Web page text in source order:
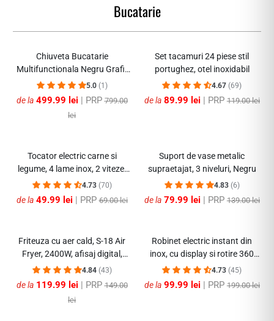
Bucatarie
Chiuveta Bucatarie
Multifunctionala Negru Grafit
cu 2 Cascade, Robinet
Cascada, Afisaj Digital
Temperatura, Accesorii Incluse
5.0 (1)
de la 499.99 lei | PRP799.00
lei
Set tacamuri 24 piese stil
portughez, otel inoxidabil
4.67(69)
de la 89.99 lei | PRP119.00 lei
Tocator electric carne si
legume, 4 lame inox, 2 viteze,
capacitate mare, bol inox
4.73 (70)
de la 49.99 lei | PRP69.00 lei
Suport de vase metalic
supraetajat, 3 niveluri, Negru
4.83 (6)
de la 79.99 lei | PRP139.00 lei
Friteuza cu aer cald, S-18 Air
Fryer, 2400W, afisaj digital,
LCD Touch control
4.84 (43)
de la 119.99 lei | PRP149.00
lei
Robinet electric instant din
inox, cu display si rotire 360
grade, 3000W
4.73(45)
de la 99.99 lei | PRP199.00 lei